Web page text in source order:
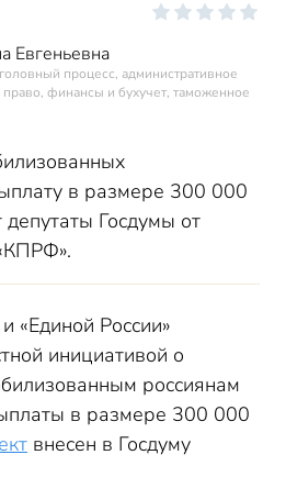
Евгеньевна
процесс, административное
финансы и бухучет, таможенное
в размере 300 000
Госдумы от
«Единой России»
инициативой о
россиянам
в размере 300 000
внесен в Госдуму